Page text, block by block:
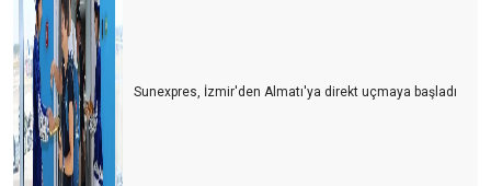
Sunexpres, İzmir'den Almatı'ya direkt uçmaya başladı